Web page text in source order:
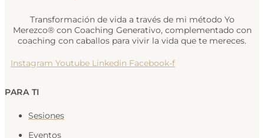
Transformación de vida a través de mi método Yo
Merezco® con Coaching Generativo, complementado con
coaching con caballos para vivir la vida que te mereces.
Instagram Youtube Linkedin Facebook-f
PARA TI
Sesiones
Eventos